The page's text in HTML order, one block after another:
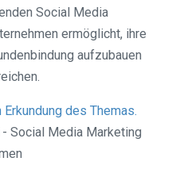
Social Media
ermöglicht, ihre
aufzubauen
des Themas.